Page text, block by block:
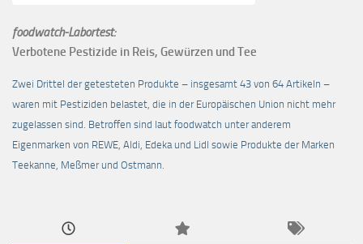
foodwatch-Labortest:
Verbotene Pestizide in Reis, Gewürzen und Tee
Zwei Drittel der getesteten Produkte – insgesamt 43 von 64 Artikeln –
waren mit Pestiziden belastet, die in der Europäischen Union nicht mehr
zugelassen sind. Betroffen sind laut foodwatch unter anderem
Eigenmarken von REWE, Aldi, Edeka und Lidl sowie Produkte der Marken
Teekanne, Meßmer und Ostmann.